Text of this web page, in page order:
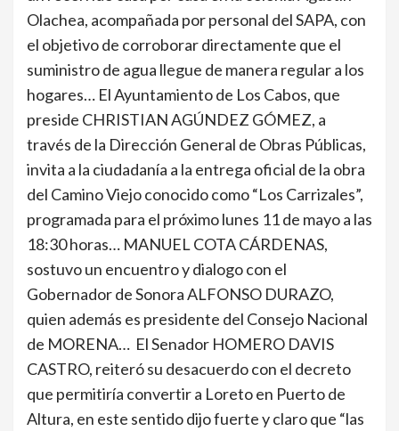
Olachea, acompañada por personal del SAPA, con
el objetivo de corroborar directamente que el
suministro de agua llegue de manera regular a los
hogares… El Ayuntamiento de Los Cabos, que
preside CHRISTIAN AGÚNDEZ GÓMEZ, a
través de la Dirección General de Obras Públicas,
invita a la ciudadanía a la entrega oficial de la obra
del Camino Viejo conocido como “Los Carrizales”,
programada para el próximo lunes 11 de mayo a las
18:30 horas… MANUEL COTA CÁRDENAS,
sostuvo un encuentro y dialogo con el
Gobernador de Sonora ALFONSO DURAZO,
quien además es presidente del Consejo Nacional
de MORENA… El Senador HOMERO DAVIS
CASTRO, reiteró su desacuerdo con el decreto
que permitiría convertir a Loreto en Puerto de
Altura, en este sentido dijo fuerte y claro que “las